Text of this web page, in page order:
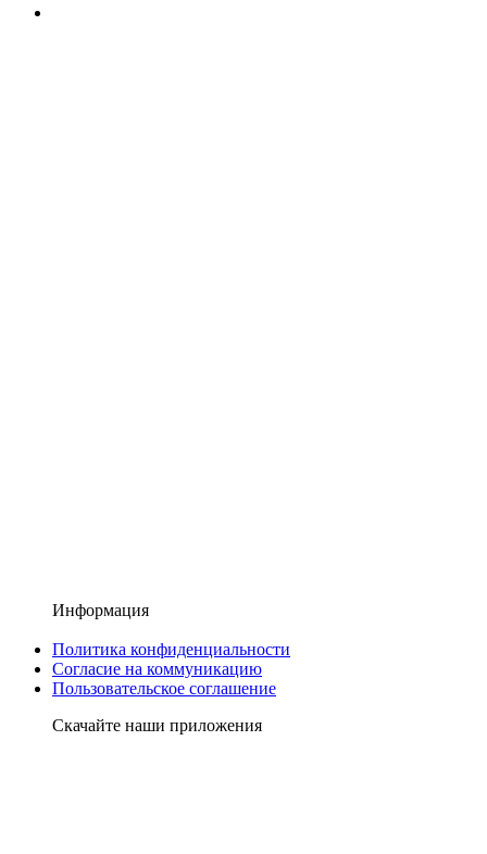
Информация
Политика конфиденциальности
Согласие на коммуникацию
Пользовательское соглашение
Скачайте наши приложения